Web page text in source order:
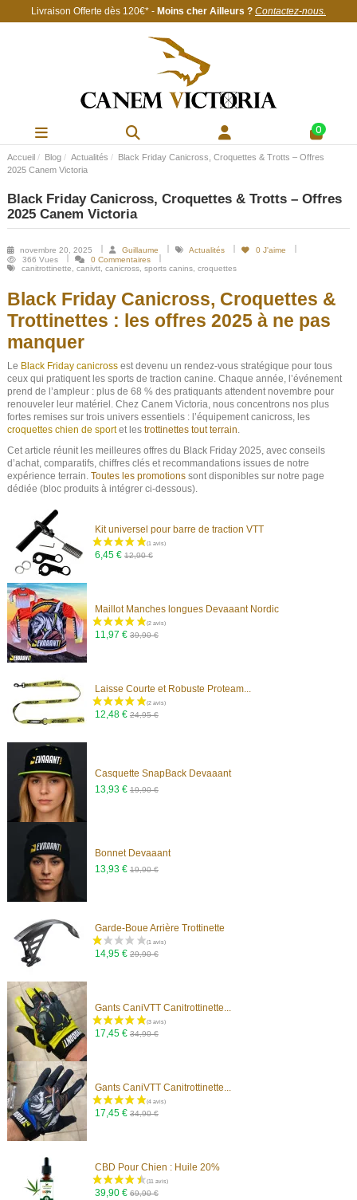
Livraison Offerte dès 120€* - Moins cher Ailleurs ? Contactez-nous.
0
Accueil Blog Actualités
Black Friday Canicross, Croquettes & Trotts – Offres
2025 Canem Victoria
Black Friday Canicross, Croquettes & Trotts – Offres
2025 Canem Victoria
novembre 20, 2025 Guillaume Actualités 0 J'aime
366 Vues
0 Commentaires
canitrottinette, canivtt, canicross, sports canins, croquettes
Black Friday Canicross, Croquettes &
Trottinettes : les offres 2025 à ne pas
manquer
Le Black Friday canicross est devenu un rendez-vous stratégique pour tous
ceux qui pratiquent les sports de traction canine. Chaque année, l’événement
prend de l’ampleur : plus de 68 % des pratiquants attendent novembre pour
renouveler leur matériel. Chez Canem Victoria, nous concentrons nos plus
fortes remises sur trois univers essentiels : l’équipement canicross, les
croquettes chien de sportet les trottinettes tout terrain.
Cet article réunit les meilleures offres du Black Friday 2025, avec conseils
d’achat, comparatifs, chiffres clés et recommandations issues de notre
expérience terrain. Toutes les promotions sont disponibles sur notre page
dédiée (bloc produits à intégrer ci-dessous).
Kit universel pour barre de traction VTT
6,45 € 12,90 €
Maillot Manches longues Devaaant Nordic
11,97 € 39,90 €
Laisse Courte et Robuste Proteam...
12,48 € 24,95 €
Casquette SnapBack Devaaant
13,93 € 19,90 €
Bonnet Devaaant
13,93 € 19,90 €
Garde-Boue Arrière Trottinette
14,95 € 29,90 €
Gants CaniVTT Canitrottinette...
17,45 € 34,90 €
Gants CaniVTT Canitrottinette...
17,45 € 34,90 €
CBD Pour Chien : Huile 20%
39,90 € 69,90 €